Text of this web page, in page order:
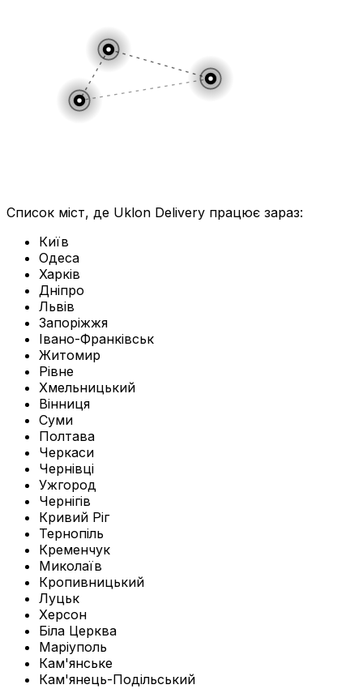
Список міст, де Uklon Delivery працює зараз:
Київ
Одеса
Харків
Дніпро
Львів
Запоріжжя
Івано-Франківськ
Житомир
Рівне
Хмельницький
Вінниця
Суми
Полтава
Черкаси
Чернівці
Ужгород
Чернігів
Кривий Ріг
Тернопіль
Кременчук
Миколаїв
Кропивницький
Луцьк
Херсон
Біла Церква
Маріуполь
Кам'янське
Кам'янець-Подільський